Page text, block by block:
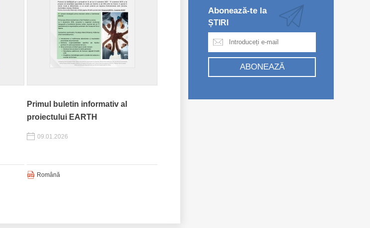
Primul buletin informativ al
proiectului EARTH
09.01.2026
Română
Abonează-te la
ȘTIRI
ABONEAZĂ